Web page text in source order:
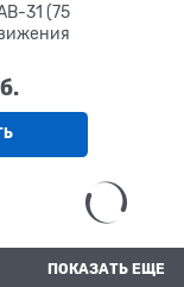
31 (75
ПОКАЗАТЬ ЕЩЕ